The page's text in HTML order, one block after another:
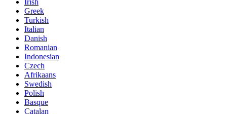
Irish
Greek
Turkish
Italian
Danish
Romanian
Indonesian
Czech
Afrikaans
Swedish
Polish
Basque
Catalan